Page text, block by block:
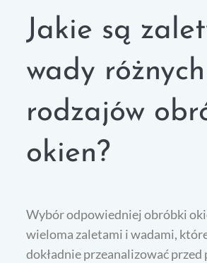
Jakie są
wady różnych
rodzajów
okien?
Wybór odpowiedniej obróbki
wieloma zaletami i wadami,
dokładnie przeanalizować przed